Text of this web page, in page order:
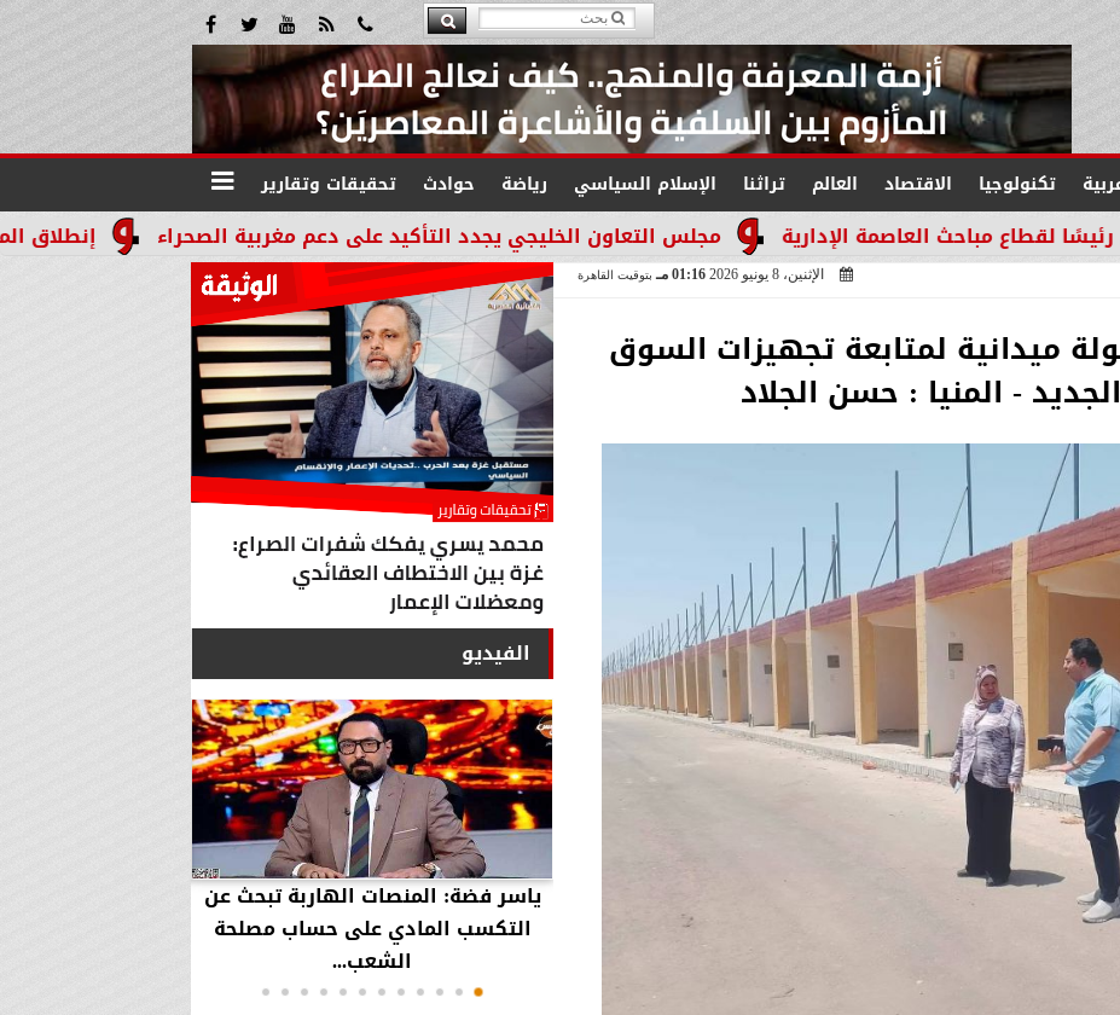
تكنولوجيا الاقتصاد العالم تراثنا الإسلام السياسي رياضة حوادث تحقيقات وتقارير
إنطلاق المرحله الثالثة بالموجة 29 لإسترداد أملاك مجلس التعاون الخليجي يجدد التأكيد على دعم مغربية الصحراء العاصمة الإدارية
الإثنين، 8 يونيو 2026 01:16 مـ بتوقيت القاهرة
ميدانية لمتابعة تجهيزات السوق
- المنيا : حسن الجلاد
الفيديو
في المنازل لا يقضي على الأمراض...
ياسر فضة: المنصات الهاربة تبحث عن
التكسب المادي على حساب مصلحة
الشعب...